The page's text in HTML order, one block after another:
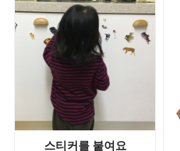
스티커를 붙여요